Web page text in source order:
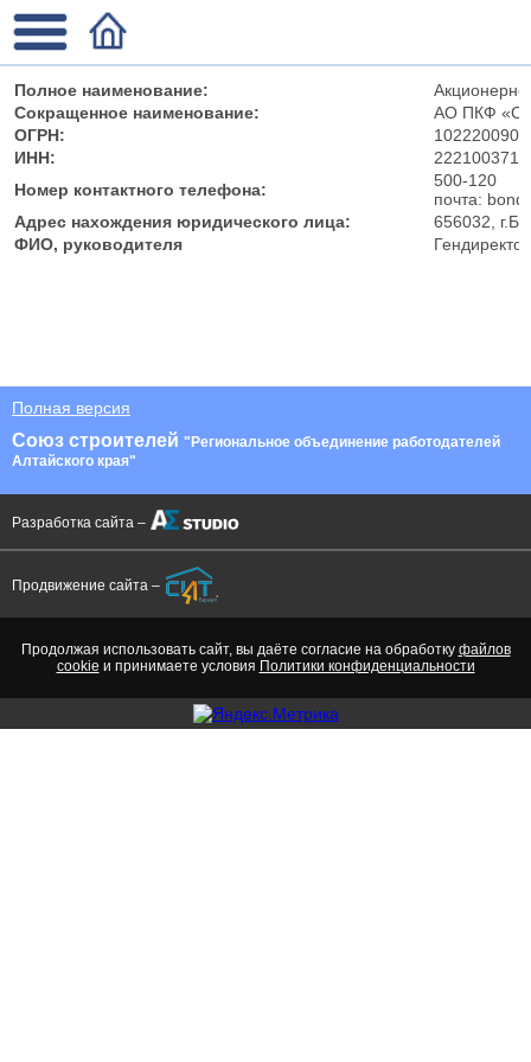
Полное наименование:
Сокращенное наименование:
АО ПКФ
ОГРН:
ИНН:
2221003719
Номер контактного телефона:
500-120
почта:
Адрес нахождения юридического лица:
656032,
ФИО, руководителя
Полная версия
Союз строителей "Региональное объединение работодателей
Алтайского края"
Разработка сайта –
Продвижение сайта –
Продолжая использовать сайт, вы даёте согласие на обработку файлов
cookie и принимаете условия Политики конфиденциальности